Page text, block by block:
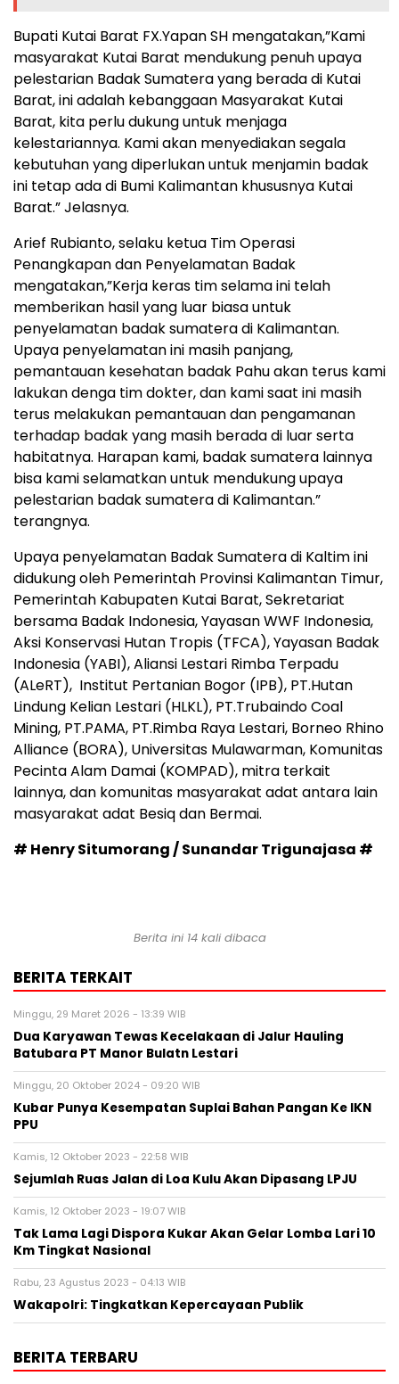
Bupati Kutai Barat FX.Yapan SH mengatakan,”Kami
masyarakat Kutai Barat mendukung penuh upaya
pelestarian Badak Sumatera yang berada di Kutai
Barat, ini adalah kebanggaan Masyarakat Kutai
Barat, kita perlu dukung untuk menjaga
kelestariannya. Kami akan menyediakan segala
kebutuhan yang diperlukan untuk menjamin badak
ini tetap ada di Bumi Kalimantan khususnya Kutai
Barat.” Jelasnya.
Arief Rubianto, selaku ketua Tim Operasi
Penangkapan dan Penyelamatan Badak
mengatakan,”Kerja keras tim selama ini telah
memberikan hasil yang luar biasa untuk
penyelamatan badak sumatera di Kalimantan.
Upaya penyelamatan ini masih panjang,
pemantauan kesehatan badak Pahu akan terus kami
lakukan denga tim dokter, dan kami saat ini masih
terus melakukan pemantauan dan pengamanan
terhadap badak yang masih berada di luar serta
habitatnya. Harapan kami, badak sumatera lainnya
bisa kami selamatkan untuk mendukung upaya
pelestarian badak sumatera di Kalimantan.”
terangnya.
Upaya penyelamatan Badak Sumatera di Kaltim ini
didukung oleh Pemerintah Provinsi Kalimantan Timur,
Pemerintah Kabupaten Kutai Barat, Sekretariat
bersama Badak Indonesia, Yayasan WWF Indonesia,
Aksi Konservasi Hutan Tropis (TFCA), Yayasan Badak
Indonesia (YABI), Aliansi Lestari Rimba Terpadu
(ALeRT), Institut Pertanian Bogor (IPB), PT.Hutan
Lindung Kelian Lestari (HLKL), PT.Trubaindo Coal
Mining, PT.PAMA, PT.Rimba Raya Lestari, Borneo Rhino
Alliance (BORA), Universitas Mulawarman, Komunitas
Pecinta Alam Damai (KOMPAD), mitra terkait
lainnya, dan komunitas masyarakat adat antara lain
masyarakat adat Besiq dan Bermai.
# Henry Situmorang / Sunandar Trigunajasa #
Berita ini 14 kali dibaca
BERITA TERKAIT
Minggu, 29 Maret 2026 - 13:39 WIB
Dua Karyawan Tewas Kecelakaan di Jalur Hauling
Batubara PT Manor Bulatn Lestari
Minggu, 20 Oktober 2024 - 09:20 WIB
Kubar Punya Kesempatan Suplai Bahan Pangan Ke IKN
PPU
Kamis, 12 Oktober 2023 - 22:58 WIB
Sejumlah Ruas Jalan di Loa Kulu Akan Dipasang LPJU
Kamis, 12 Oktober 2023 - 19:07 WIB
Tak Lama Lagi Dispora Kukar Akan Gelar Lomba Lari 10
Km Tingkat Nasional
Rabu, 23 Agustus 2023 - 04:13 WIB
Wakapolri: Tingkatkan Kepercayaan Publik
BERITA TERBARU